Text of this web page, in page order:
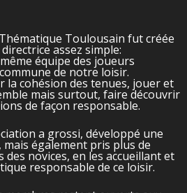
Thématique Toulousain fut créée
assez simple:
équipe des joueurs
de notre loisir.
la cohésion des tenues, jouer et
mais surtout, faire découvrir
de façon responsable.
a grossi, développé une
également pris plus de
des novices, en les accueillant et
responsable de ce loisir.